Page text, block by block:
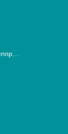
Hartes Deutschland - Leben Im Brennpunkt